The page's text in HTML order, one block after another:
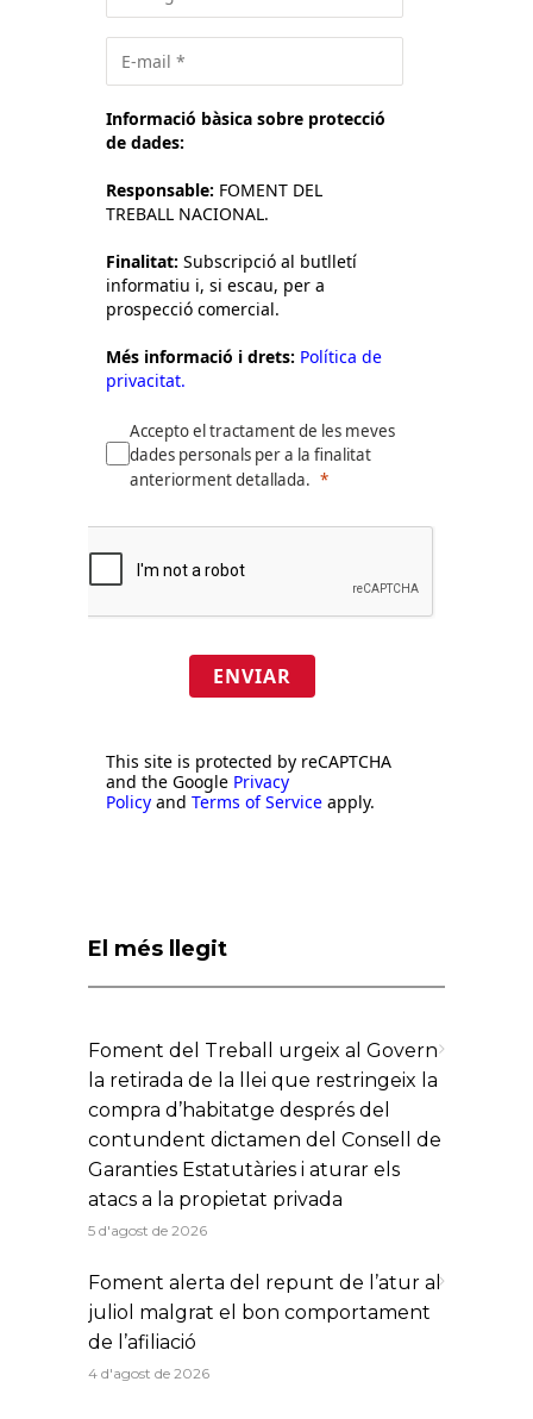
Informació bàsica sobre protecció
de dades:
Responsable: FOMENT DEL
TREBALL NACIONAL.
Finalitat: Subscripció al butlletí
informatiu i, si escau, per a
prospecció comercial.
Més informació i drets: Política de
privacitat.
Accepto el tractament de les meves
dades personals per a la finalitat
anteriorment detallada.
ENVIAR
This site is protected by reCAPTCHA
and the Google Privacy
Policy and Terms of Service apply.
El més llegit
Foment del Treball urgeix al Govern
la retirada de la llei que restringeix la
compra d’habitatge després del
contundent dictamen del Consell de
Garanties Estatutàries i aturar els
atacs a la propietat privada
5 d'agost de 2026
Foment alerta del repunt de l’atur al
juliol malgrat el bon comportament
de l’afiliació
4 d'agost de 2026